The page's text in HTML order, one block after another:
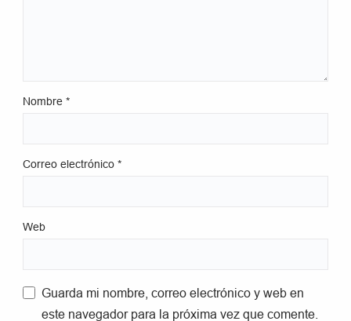
Nombre*
Correo electrónico*
Web
Guarda mi nombre, correo electrónico y web en
este navegador para la próxima vez que comente.